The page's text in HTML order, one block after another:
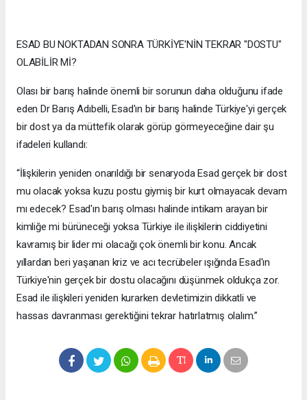
ESAD BU NOKTADAN SONRA TÜRKİYE'NİN TEKRAR "DOSTU"
OLABİLİR Mİ?
Olası bir barış halinde önemli bir sorunun daha olduğunu ifade
eden Dr Barış Adıbelli, Esad'ın bir barış halinde Türkiye'yi gerçek
bir dost ya da müttefik olarak görüp görmeyeceğine dair şu
ifadeleri kullandı:
“İlişkilerin yeniden onarıldığı bir senaryoda Esad gerçek bir dost
mu olacak yoksa kuzu postu giymiş bir kurt olmayacak devam
mı edecek? Esad'ın barış olması halinde intikam arayan bir
kimliğe mi bürüneceği yoksa Türkiye ile ilişkilerin ciddiyetini
kavramış bir lider mi olacağı çok önemli bir konu. Ancak
yıllardan beri yaşanan kriz ve acı tecrübeler ışığında Esad'ın
Türkiye'nin gerçek bir dostu olacağını düşünmek oldukça zor.
Esad ile ilişkileri yeniden kurarken devletimizin dikkatli ve
hassas davranması gerektiğini tekrar hatırlatmış olalım.”